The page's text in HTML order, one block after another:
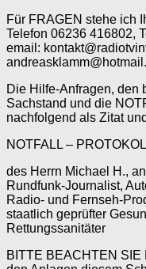
Für FRAGEN stehe ich
Telefon 06236 416802,
email:
Die Hilfe-Anfragen, den
Sachstand und die
nachfolgend als Zitat
NOTFALL –
des Herrn Michael H.,
Rundfunk-Journalist,
Radio- und Fernseh-
staatlich geprüfter
Rettungssanitäter
BITTE BEACHTEN SIE